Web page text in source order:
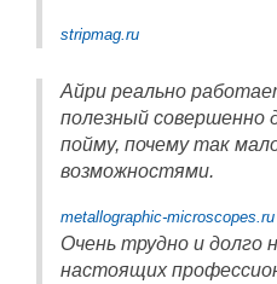
stripmag.ru
Айри реально
полезный совершенно
пойму, почему так
возможностями.
metallographic-microscopes.ru
Очень трудно и
настоящих